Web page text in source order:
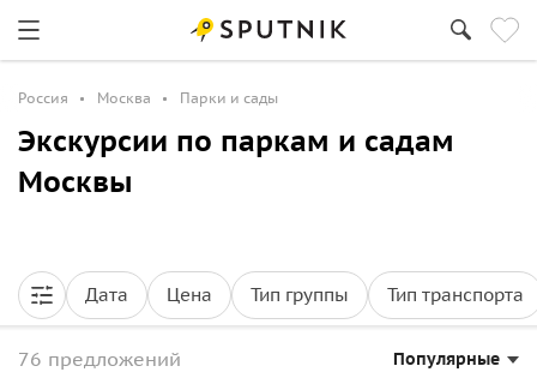
Россия Москва Парки и сады
Экскурсии по паркам и садам
Москвы
Дата Цена Тип группы Тип транспорта
76 предложений Популярные